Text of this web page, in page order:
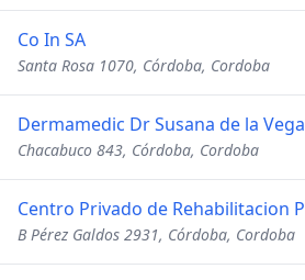
Co In SA
Santa Rosa 1070, Córdoba, Cordoba
Dermamedic Dr Susana de la Vega
Chacabuco 843, Córdoba, Cordoba
B Pérez Galdos 2931, Córdoba, Cordoba